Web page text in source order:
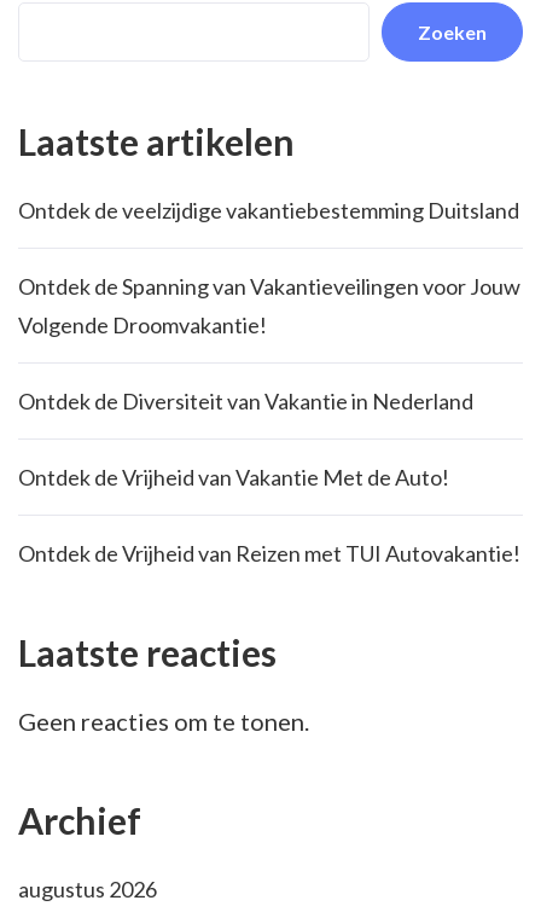
Zoeken
Laatste artikelen
Ontdek de veelzijdige vakantiebestemming Duitsland
Ontdek de Spanning van Vakantieveilingen voor Jouw
Volgende Droomvakantie!
Ontdek de Diversiteit van Vakantie in Nederland
Ontdek de Vrijheid van Vakantie Met de Auto!
Ontdek de Vrijheid van Reizen met TUI Autovakantie!
Laatste reacties
Geen reacties om te tonen.
Archief
augustus 2026